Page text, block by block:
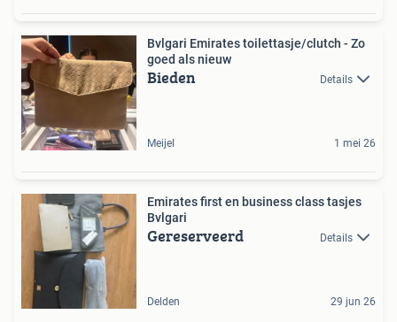
Bvlgari Emirates toilettasje/clutch - Zo
goed als nieuw
Bieden Details
Meijel 1 mei 26
Emirates first en business class tasjes
Bvlgari
Gereserveerd Details
Delden 29 jun 26